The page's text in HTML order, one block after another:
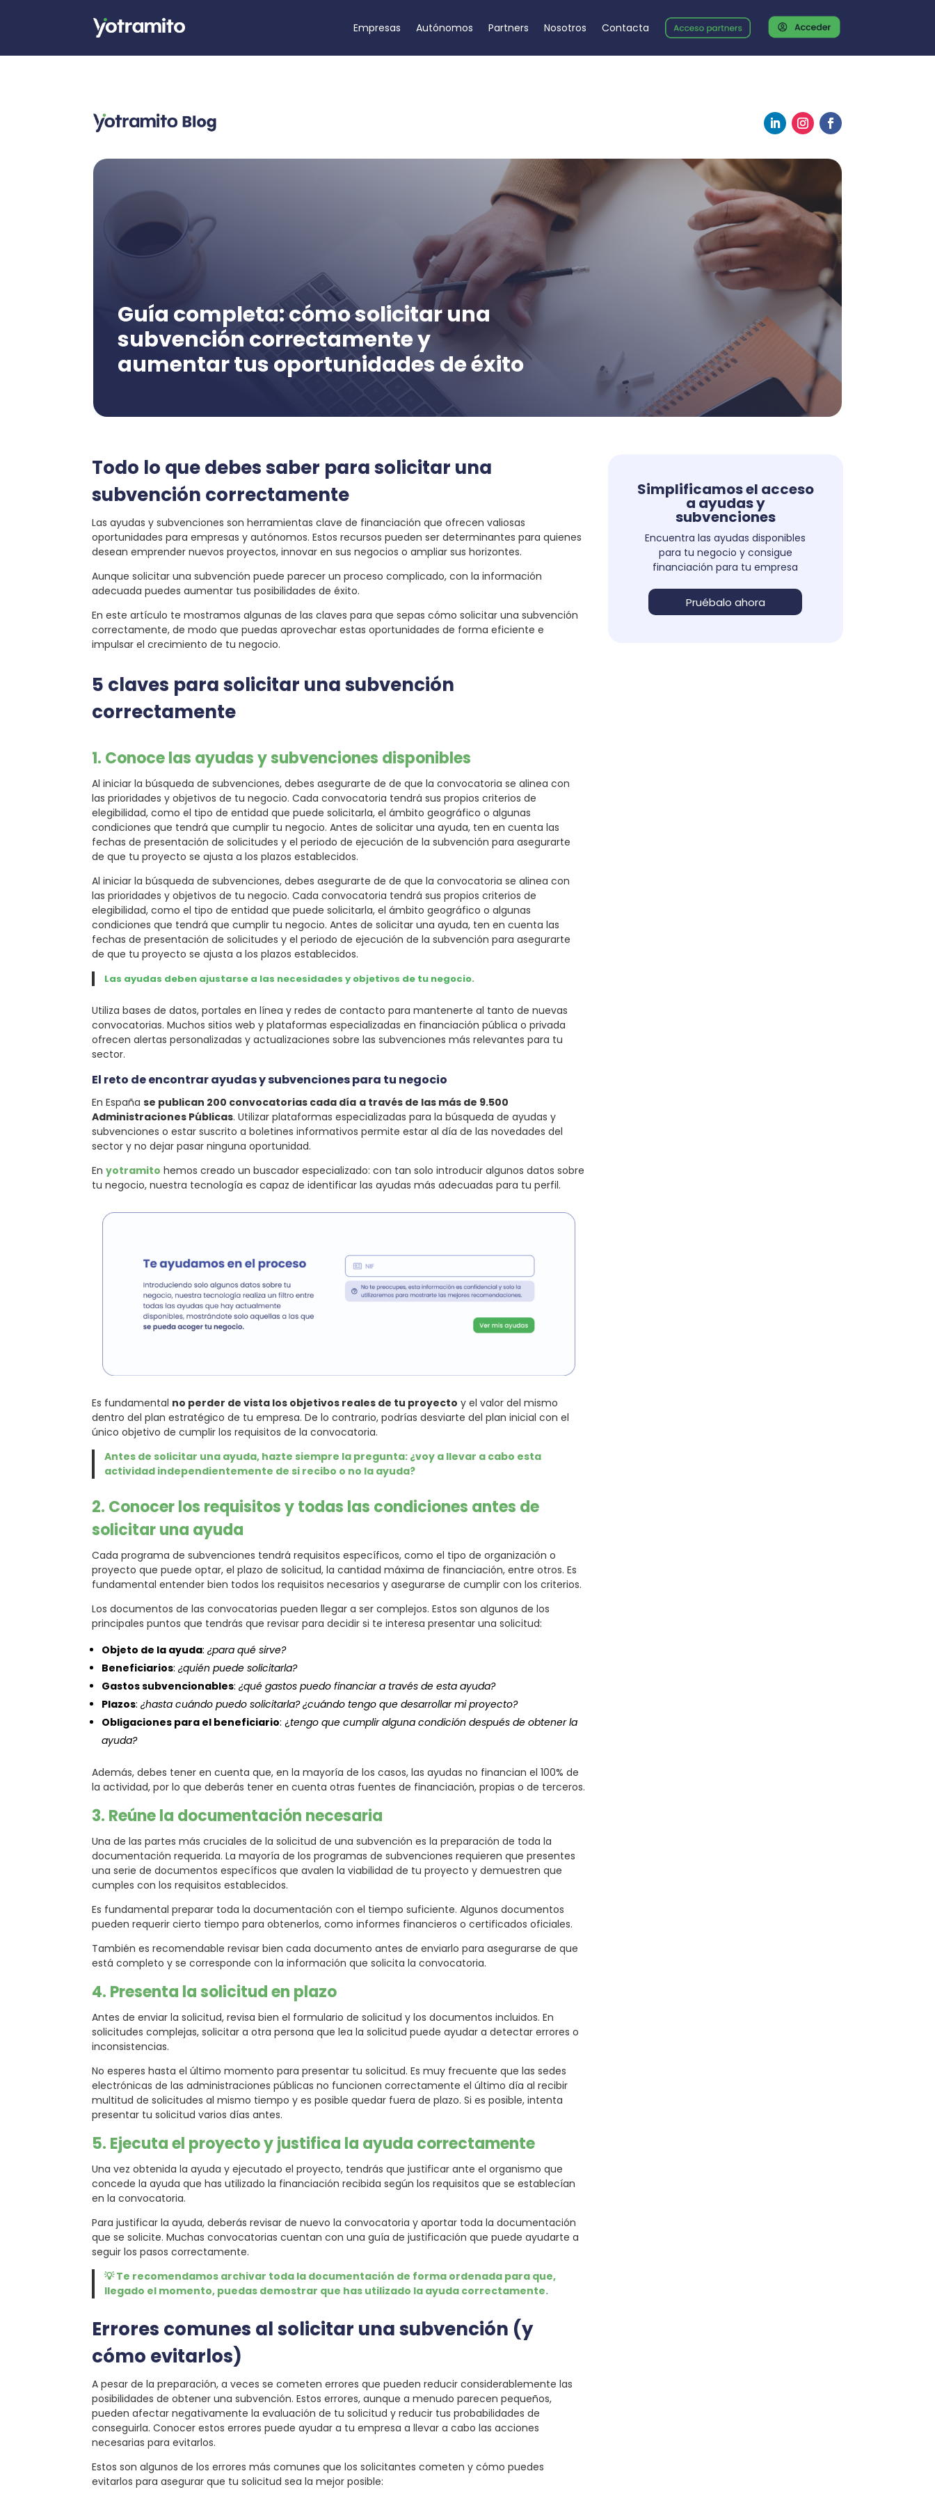
Empresas Autónomos Partners Nosotros Contacta
Guía completa: cómo solicitar una
subvención correctamente y
aumentar tus oportunidades de éxito
Todo lo que debes saber para solicitar una
subvención correctamente
Las ayudas y subvenciones son herramientas clave de financiación que ofrecen valiosas
oportunidades para empresas y autónomos. Estos recursos pueden ser determinantes para quienes
desean emprender nuevos proyectos, innovar en sus negocios o ampliar sus horizontes.
Aunque solicitar una subvención puede parecer un proceso complicado, con la información
adecuada puedes aumentar tus posibilidades de éxito.
En este artículo te mostramos algunas de las claves para que sepas cómo solicitar una subvención
correctamente, de modo que puedas aprovechar estas oportunidades de forma eficiente e
impulsar el crecimiento de tu negocio.
5 claves para solicitar una subvención
correctamente
1. Conoce las ayudas y subvenciones disponibles
Al iniciar la búsqueda de subvenciones, debes asegurarte de de que la convocatoria se alinea con
las prioridades y objetivos de tu negocio. Cada convocatoria tendrá sus propios criterios de
elegibilidad, como el tipo de entidad que puede solicitarla, el ámbito geográfico o algunas
condiciones que tendrá que cumplir tu negocio. Antes de solicitar una ayuda, ten en cuenta las
fechas de presentación de solicitudes y el periodo de ejecución de la subvención para asegurarte
de que tu proyecto se ajusta a los plazos establecidos.
Al iniciar la búsqueda de subvenciones, debes asegurarte de de que la convocatoria se alinea con
las prioridades y objetivos de tu negocio. Cada convocatoria tendrá sus propios criterios de
elegibilidad, como el tipo de entidad que puede solicitarla, el ámbito geográfico o algunas
condiciones que tendrá que cumplir tu negocio. Antes de solicitar una ayuda, ten en cuenta las
fechas de presentación de solicitudes y el periodo de ejecución de la subvención para asegurarte
de que tu proyecto se ajusta a los plazos establecidos.
Las ayudas deben ajustarse a las necesidades y objetivos de tu negocio.
Utiliza bases de datos, portales en línea y redes de contacto para mantenerte al tanto de nuevas
convocatorias. Muchos sitios web y plataformas especializadas en financiación pública o privada
ofrecen alertas personalizadas y actualizaciones sobre las subvenciones más relevantes para tu
sector.
El reto de encontrar ayudas y subvenciones para tu negocio
En España se publican 200 convocatorias cada día a través de las más de 9.500
Administraciones Públicas. Utilizar plataformas especializadas para la búsqueda de ayudas y
subvenciones o estar suscrito a boletines informativos permite estar al día de las novedades del
sector y no dejar pasar ninguna oportunidad.
En yotramito hemos creado un buscador especializado: con tan solo introducir algunos datos sobre
tu negocio, nuestra tecnología es capaz de identificar las ayudas más adecuadas para tu perfil.
Es fundamental no perder de vista los objetivos reales de tu proyecto y el valor del mismo
dentro del plan estratégico de tu empresa. De lo contrario, podrías desviarte del plan inicial con el
único objetivo de cumplir los requisitos de la convocatoria.
Antes de solicitar una ayuda, hazte siempre la pregunta: ¿voy a llevar a cabo esta
actividad independientemente de si recibo o no la ayuda?
2. Conocer los requisitos y todas las condiciones antes de
solicitar una ayuda
Cada programa de subvenciones tendrá requisitos específicos, como el tipo de organización o
proyecto que puede optar, el plazo de solicitud, la cantidad máxima de financiación, entre otros. Es
fundamental entender bien todos los requisitos necesarios y asegurarse de cumplir con los criterios.
Los documentos de las convocatorias pueden llegar a ser complejos. Estos son algunos de los
principales puntos que tendrás que revisar para decidir si te interesa presentar una solicitud:
Objeto de la ayuda: ¿para qué sirve?
Beneficiarios: ¿quién puede solicitarla?
Gastos subvencionables: ¿qué gastos puedo financiar a través de esta ayuda?
Plazos: ¿hasta cuándo puedo solicitarla? ¿cuándo tengo que desarrollar mi proyecto?
Obligaciones para el beneficiario: ¿tengo que cumplir alguna condición después de obtener la
ayuda?
Además, debes tener en cuenta que, en la mayoría de los casos, las ayudas no financian el 100% de
la actividad, por lo que deberás tener en cuenta otras fuentes de financiación, propias o de terceros.
3. Reúne la documentación necesaria
Una de las partes más cruciales de la solicitud de una subvención es la preparación de toda la
documentación requerida. La mayoría de los programas de subvenciones requieren que presentes
una serie de documentos específicos que avalen la viabilidad de tu proyecto y demuestren que
cumples con los requisitos establecidos.
Es fundamental preparar toda la documentación con el tiempo suficiente. Algunos documentos
pueden requerir cierto tiempo para obtenerlos, como informes financieros o certificados oficiales.
También es recomendable revisar bien cada documento antes de enviarlo para asegurarse de que
está completo y se corresponde con la información que solicita la convocatoria.
4. Presenta la solicitud en plazo
Antes de enviar la solicitud, revisa bien el formulario de solicitud y los documentos incluidos. En
solicitudes complejas, solicitar a otra persona que lea la solicitud puede ayudar a detectar errores o
inconsistencias.
No esperes hasta el último momento para presentar tu solicitud. Es muy frecuente que las sedes
electrónicas de las administraciones públicas no funcionen correctamente el último día al recibir
multitud de solicitudes al mismo tiempo y es posible quedar fuera de plazo. Si es posible, intenta
presentar tu solicitud varios días antes.
5. Ejecuta el proyecto y justifica la ayuda correctamente
Una vez obtenida la ayuda y ejecutado el proyecto, tendrás que justificar ante el organismo que
concede la ayuda que has utilizado la financiación recibida según los requisitos que se establecían
en la convocatoria.
Para justificar la ayuda, deberás revisar de nuevo la convocatoria y aportar toda la documentación
que se solicite. Muchas convocatorias cuentan con una guía de justificación que puede ayudarte a
seguir los pasos correctamente.
💡 Te recomendamos archivar toda la documentación de forma ordenada para que,
llegado el momento, puedas demostrar que has utilizado la ayuda correctamente.
Errores comunes al solicitar una subvención (y
cómo evitarlos)
A pesar de la preparación, a veces se cometen errores que pueden reducir considerablemente las
posibilidades de obtener una subvención. Estos errores, aunque a menudo parecen pequeños,
pueden afectar negativamente la evaluación de tu solicitud y reducir tus probabilidades de
conseguirla. Conocer estos errores puede ayudar a tu empresa a llevar a cabo las acciones
necesarias para evitarlos.
Estos son algunos de los errores más comunes que los solicitantes cometen y cómo puedes
evitarlos para asegurar que tu solicitud sea la mejor posible:
Simplificamos el acceso
a ayudas y
subvenciones
Encuentra las ayudas disponibles
para tu negocio y consigue
financiación para tu empresa
Pruébalo ahora